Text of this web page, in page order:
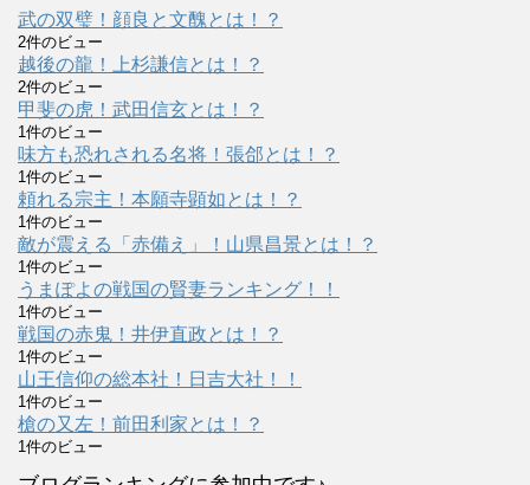
武の双璧！顔良と文醜とは！？
2件のビュー
越後の龍！上杉謙信とは！？
2件のビュー
甲斐の虎！武田信玄とは！？
1件のビュー
味方も恐れされる名将！張郃とは！？
1件のビュー
頼れる宗主！本願寺顕如とは！？
1件のビュー
敵が震える「赤備え」！山県昌景とは！？
1件のビュー
うまぽよの戦国の賢妻ランキング！！
1件のビュー
戦国の赤鬼！井伊直政とは！？
1件のビュー
山王信仰の総本社！日吉大社！！
1件のビュー
槍の又左！前田利家とは！？
1件のビュー